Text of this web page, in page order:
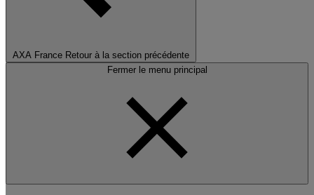
AXA France Retour à la section précédente
Fermer le menu principal